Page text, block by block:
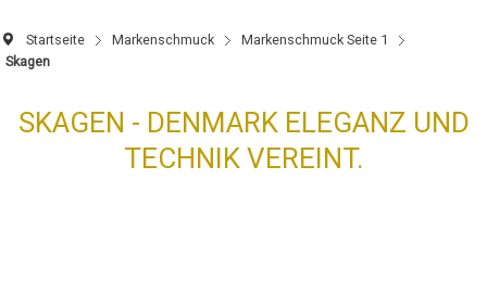
Startseite Markenschmuck
Markenschmuck Seite 1
Skagen
SKAGEN - DENMARK ELEGANZ UND
TECHNIK VEREINT.